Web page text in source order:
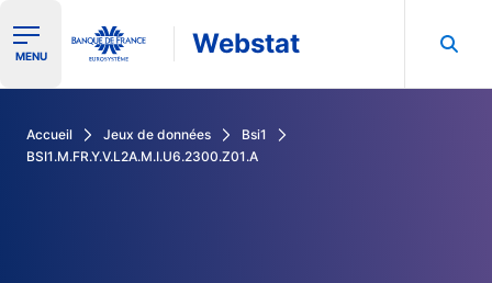
Ouvrir le menu de navigation
MENU Webstat
Accueil Jeux de données
Bsi1
BSI1.M.FR.Y.V.L2A.M.I.U6.2300.Z01.A